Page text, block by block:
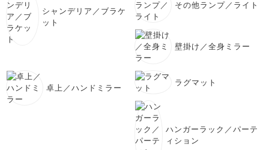
シャンデリア／ブラケ
ット
その他ランプ／ライト
壁掛け／全身ミラー
卓上／ハンドミラー
ラグマット
ハンガーラック／パーテ
ィション